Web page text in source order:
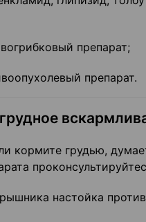
препарат;
препарат.
кормите грудью,
настойка